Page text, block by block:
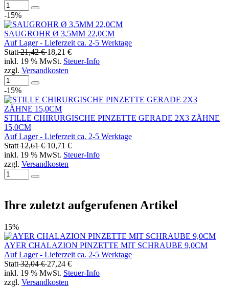
-15%
SAUGROHR Ø 3,5MM 22,0CM
Auf Lager - Lieferzeit ca. 2-5 Werktage
Statt21,42 €18,21 €
inkl. 19 % MwSt. Steuer-Info
zzgl. Versandkosten
-15%
STILLE CHIRURGISCHE PINZETTE GERADE 2X3 ZÄHNE
15,0CM
Auf Lager - Lieferzeit ca. 2-5 Werktage
Statt12,61 €10,71 €
inkl. 19 % MwSt. Steuer-Info
zzgl. Versandkosten
Ihre zuletzt aufgerufenen Artikel
15%
AYER CHALAZION PINZETTE MIT SCHRAUBE 9,0CM
Auf Lager - Lieferzeit ca. 2-5 Werktage
Statt32,04 €27,24 €
inkl. 19 % MwSt. Steuer-Info
zzgl. Versandkosten